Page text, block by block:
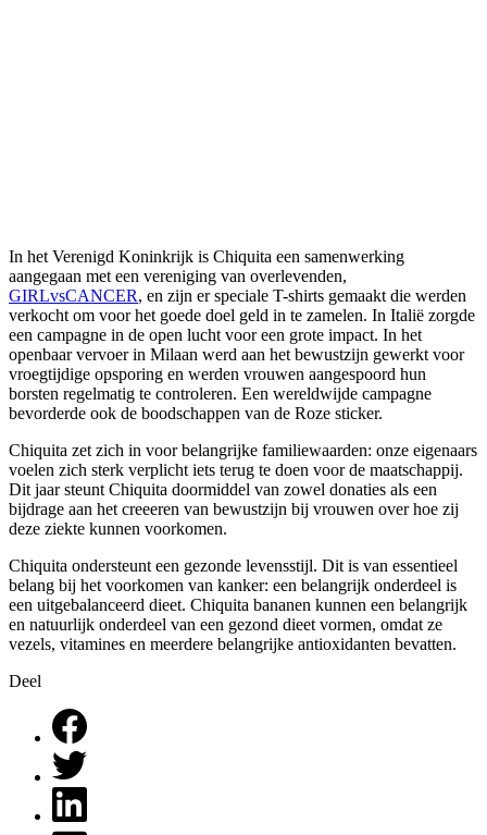
In het Verenigd Koninkrijk is Chiquita een samenwerking
aangegaan met een vereniging van overlevenden,
GIRLvsCANCER, en zijn er speciale T-shirts gemaakt die werden
verkocht om voor het goede doel geld in te zamelen. In Italië zorgde
een campagne in de open lucht voor een grote impact. In het
openbaar vervoer in Milaan werd aan het bewustzijn gewerkt voor
vroegtijdige opsporing en werden vrouwen aangespoord hun
borsten regelmatig te controleren. Een wereldwijde campagne
bevorderde ook de boodschappen van de Roze sticker.
Chiquita zet zich in voor belangrijke familiewaarden: onze eigenaars
voelen zich sterk verplicht iets terug te doen voor de maatschappij.
Dit jaar steunt Chiquita doormiddel van zowel donaties als een
bijdrage aan het creeeren van bewustzijn bij vrouwen over hoe zij
deze ziekte kunnen voorkomen.
Chiquita ondersteunt een gezonde levensstijl. Dit is van essentieel
belang bij het voorkomen van kanker: een belangrijk onderdeel is
een uitgebalanceerd dieet. Chiquita bananen kunnen een belangrijk
en natuurlijk onderdeel van een gezond dieet vormen, omdat ze
vezels, vitamines en meerdere belangrijke antioxidanten bevatten.
Deel